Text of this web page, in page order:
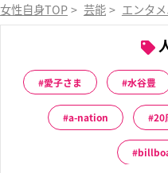
女性自身TOP > 芸能 > エンタ
愛子さま 水谷豊
a-nation 20